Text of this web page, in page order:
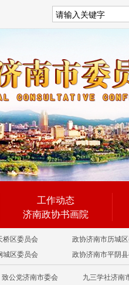
工作动态
济南政协书画院
桥区委员会 政协济南市历城
城区委员会 政协济南市平阴
致公党济南市委会 九三学社济南